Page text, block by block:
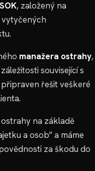
SOK, založený na
manažera ostrahy,
související s
řešit veškeré
na základě
a osob“ a máme
za škodu do